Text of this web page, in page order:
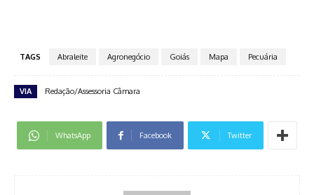
TAGS Abraleite Agronegócio Goiás Mapa Pecuária
VIA Redação/Assessoria Câmara
WhatsApp Facebook Twitter